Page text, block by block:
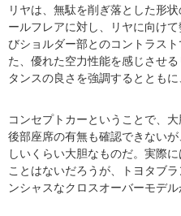
リヤは、無駄を削ぎ落とした形
ールフレアに対し、リヤに向け
びショルダー部とのコントラス
た、優れた空力性能を感じさせ
タンスの良さを強調するとともに
コンセプトカーということで、
後部座席の有無も確認できない
しいくらい大胆なものだ。実際
ことはないだろうが、トヨタブ
ンシャスなクロスオーバーモデル